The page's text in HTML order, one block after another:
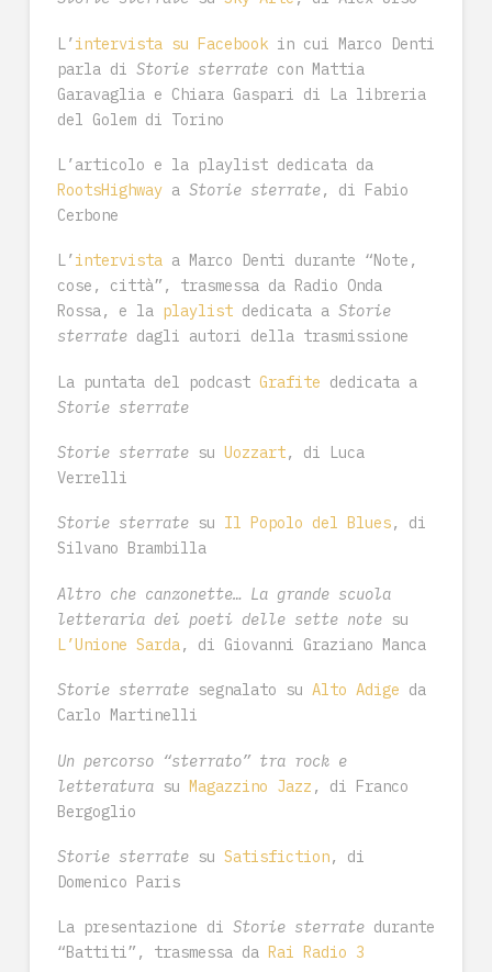
L’intervista su Facebookin cui Marco Denti
parla di Storie sterratecon Mattia
Garavaglia e Chiara Gaspari di La libreria
del Golem di Torino
L’articolo e la playlist dedicata da
RootsHighwaya Storie sterrate, di Fabio
Cerbone
L’intervistaa Marco Denti durante “Note,
cose, città”, trasmessa da Radio Onda
Rossa, e la playlistdedicata a Storie
sterratedagli autori della trasmissione
La puntata del podcast Grafite dedicata a
Storie sterrate
Storie sterratesu Uozzart, di Luca
Verrelli
Storie sterratesu Il Popolo del Blues, di
Silvano Brambilla
Altro che canzonette… La grande scuola
letteraria dei poeti delle sette notesu
L’Unione Sarda, di Giovanni Graziano Manca
Storie sterratesegnalato su Alto Adige da
Carlo Martinelli
Un percorso “sterrato” tra rock e
letteraturasu Magazzino Jazz , di Franco
Bergoglio
Storie sterratesu Satisfiction, di
Domenico Paris
La presentazione di Storie sterratedurante
“Battiti”, trasmessa da Rai Radio 3